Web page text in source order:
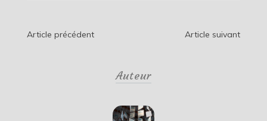
Navigation
Article précédent Article suivant
Auteur